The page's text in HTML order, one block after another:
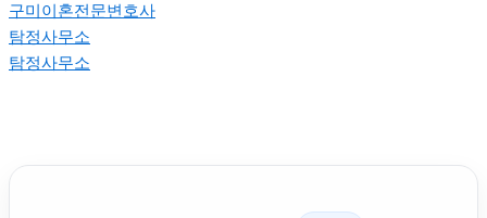
구미이혼전문변호사
탐정사무소
탐정사무소